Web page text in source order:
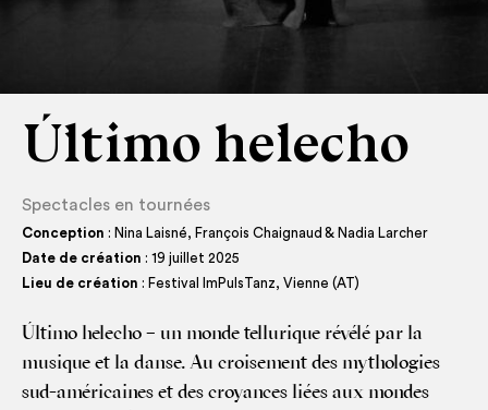
Último helecho
Spectacles en tournées
Conception : Nina Laisné, François Chaignaud & Nadia Larcher
Date de création : 19 juillet 2025
Lieu de création : Festival ImPulsTanz, Vienne (AT)
Últi­mo hele­cho – un monde tel­lu­rique révé­lé par la
musique et la danse. Au croi­se­ment des mytho­lo­gies
sud-amé­ri­caines et des croyances liées aux mondes